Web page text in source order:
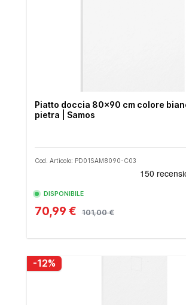
Piatto doccia 80x90 cm colore
pietra | Samos
Cod. Articolo: PD01SAM8090-C03
DISPONIBILE
70,99 € 101,00 €
-12%